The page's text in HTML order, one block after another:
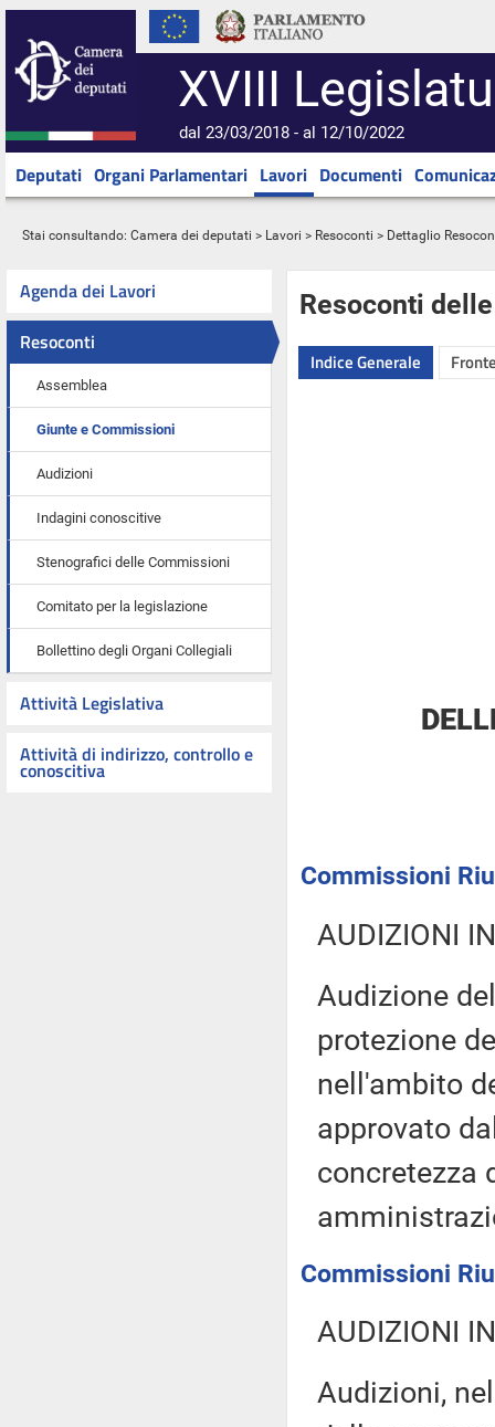
XVIII
dal 23/03/2018 - al 12/10/2022
Deputati Organi Parlamentari Lavori Documenti
Stai consultando: Camera dei deputati > Lavori > Resoconti > Dettaglio
Agenda dei Lavori
Resoconti
Assemblea
Giunte e Commissioni
Audizioni
Indagini conoscitive
Stenografici delle Commissioni
Comitato per la legislazione
Bollettino degli Organi Collegiali
Attività Legislativa
Attività di indirizzo, controllo e
conoscitiva
Resoconti
Indice Generale
Commissioni
AUDIZIONI
Audizione
protezione
nell'ambito
approvato
concretezza
Commissioni
AUDIZIONI
Audizioni,